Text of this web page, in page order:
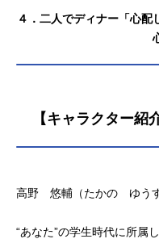
４．二人でディナー「心
【キャラクター紹
高野 悠輔（たかの ゆうす
“あなた”の学生時代に所属